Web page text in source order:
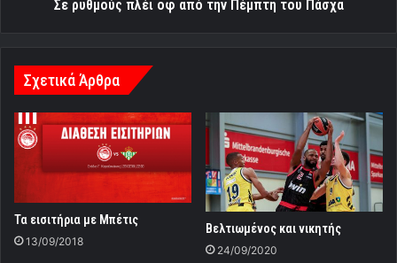
Σε ρυθμούς πλέι οφ από την Πέμπτη του Πάσχα
Σχετικά Άρθρα
Τα εισιτήρια με Μπέτις
13/09/2018
Βελτιωμένος και νικητής
24/09/2020